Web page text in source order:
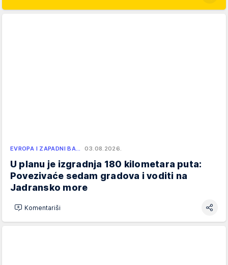
EVROPA I ZAPADNI BA… 03.08.2026.
U planu je izgradnja 180 kilometara puta:
Povezivaće sedam gradova i voditi na
Jadransko more
Komentariši